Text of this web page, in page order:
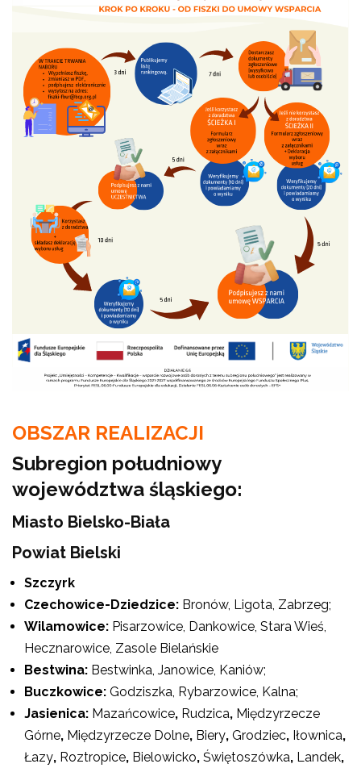
OBSZAR REALIZACJI
Subregion południowy
województwa śląskiego:
Miasto Bielsko-Biała
Powiat Bielski
Szczyrk
Czechowice-Dziedzice: Bronów, Ligota, Zabrzeg;
Wilamowice: Pisarzowice, Dankowice, Stara Wieś,
Hecznarowice, Zasole Bielańskie
Bestwina: Bestwinka, Janowice, Kaniów;
Buczkowice: Godziszka, Rybarzowice, Kalna;
Jasienica: Mazańcowice, Rudzica, Międzyrzecze
Górne, Międzyrzecze Dolne, Biery, Grodziec, Iłownica,
Łazy, Roztropice, Bielowicko, Świętoszówka, Landek,